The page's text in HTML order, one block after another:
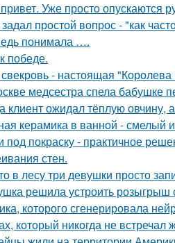
Уже просто опускаются
задал простой вопрос - "как
понимала ….
победе.
- настоящая "Королева
медсестра спела бабушке
клиент ожидал тёплую
керамика в ванной - смелый
под покраску - практичное
стен.
в лесу три девушки просто
решила устроить розыгрыш
которого сгенерировала
который никогда не встречал